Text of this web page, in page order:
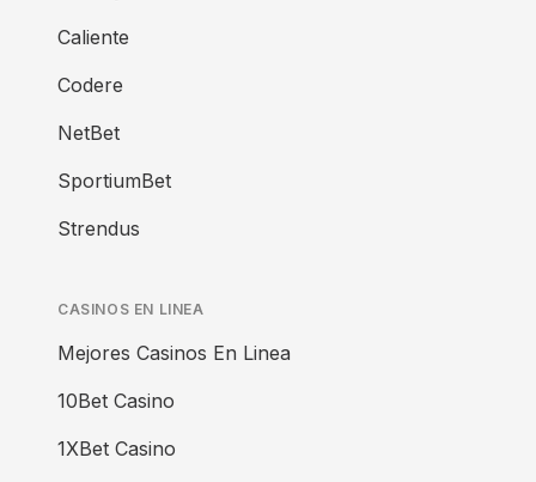
Caliente
Codere
NetBet
SportiumBet
Strendus
CASINOS EN LINEA
Mejores Casinos En Linea
10Bet Casino
1XBet Casino